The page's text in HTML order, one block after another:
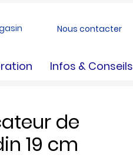
Nous contacter
Infos & Conseils
de
19 cm